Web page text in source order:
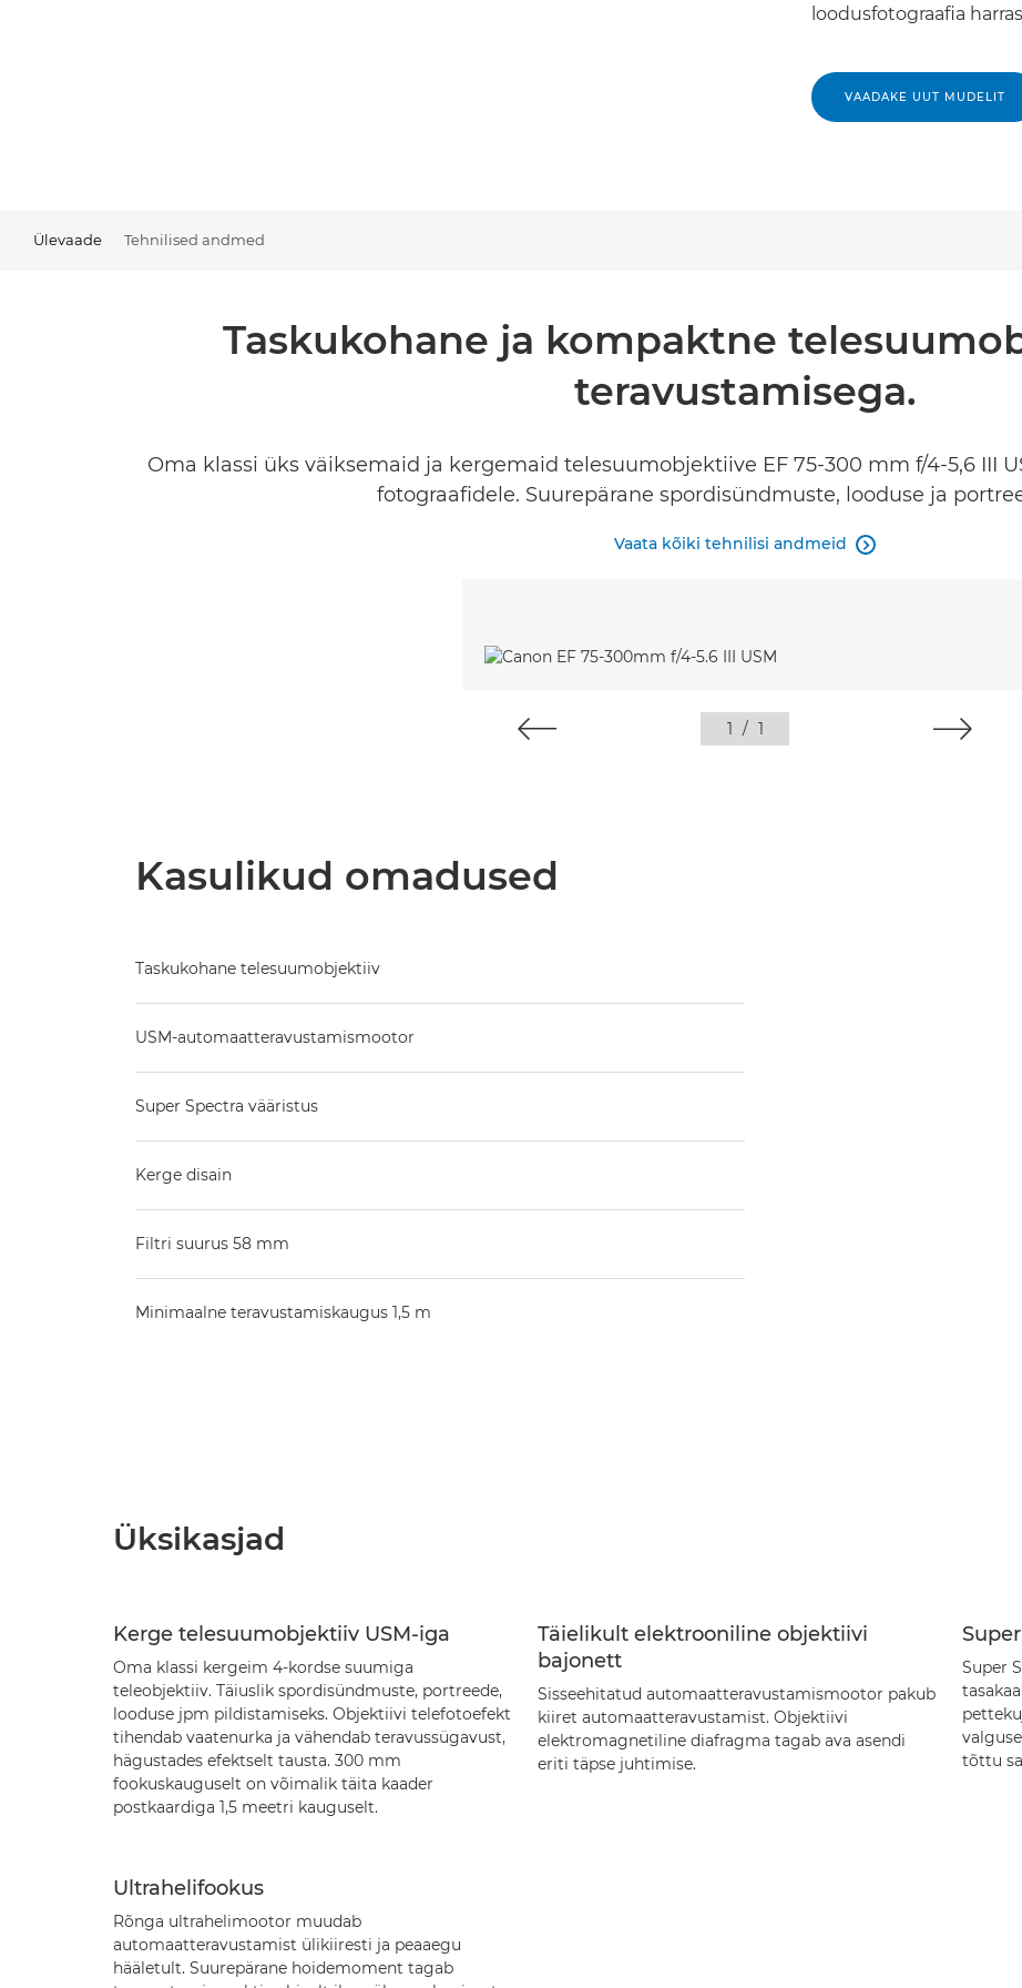
loodusfotograafia
VAADAKE UUT MUDELIT
Ülevaade Tehnilised andmed
Taskukohane ja kompaktne
teravustamisega.
Oma klassi üks väiksemaid ja kergemaid telesuumobjektiive EF 75-300 mm f/4-5,6 III
fotograafidele. Suurepärane spordisündmuste, looduse ja
Vaata kõiki tehnilisi andmeid 
1 / 1
Kasulikud omadused
Taskukohane telesuumobjektiiv
USM-automaatteravustamismootor
Super Spectra vääristus
Kerge disain
Filtri suurus 58 mm
Minimaalne teravustamiskaugus 1,5 m
Üksikasjad
Kerge telesuumobjektiiv USM-iga
Oma klassi kergeim 4-kordse suumiga
teleobjektiiv. Täiuslik spordisündmuste, portreede,
looduse jpm pildistamiseks. Objektiivi telefotoefekt
tihendab vaatenurka ja vähendab teravussügavust,
hägustades efektselt tausta. 300 mm
fookuskauguselt on võimalik täita kaader
postkaardiga 1,5 meetri kauguselt.
Täielikult elektrooniline objektiivi
bajonett
Sisseehitatud automaatteravustamismootor pakub
kiiret automaatteravustamist. Objektiivi
elektromagnetiline diafragma tagab ava asendi
eriti täpse juhtimise.
Super
tõttu
Ultrahelifookus
Rõnga ultrahelimootor muudab
automaatteravustamist ülikiiresti ja peaaegu
hääletult. Suurepärane hoidemoment tagab